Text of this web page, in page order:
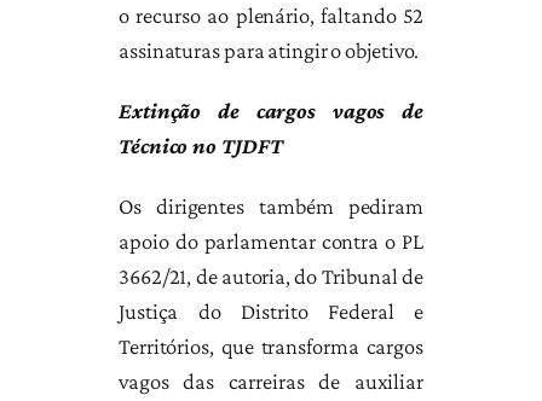
o recurso ao plenário, faltando 52
assinaturas para atingir o objetivo.
Extinção de cargos vagos de
Técnico no TJDFT
Os dirigentes também pediram
apoio do parlamentar contra o PL
3662/21, de autoria, do Tribunal de
Justiça do Distrito Federal e
Territórios, que transforma cargos
vagos das carreiras de auxiliar